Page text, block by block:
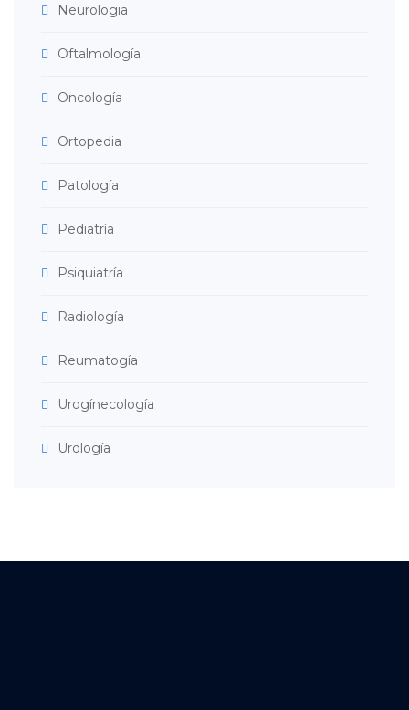
Neurologia
Oftalmología
Oncología
Ortopedia
Patología
Pediatría
Psiquiatría
Radiología
Reumatogía
Urogínecología
Urología